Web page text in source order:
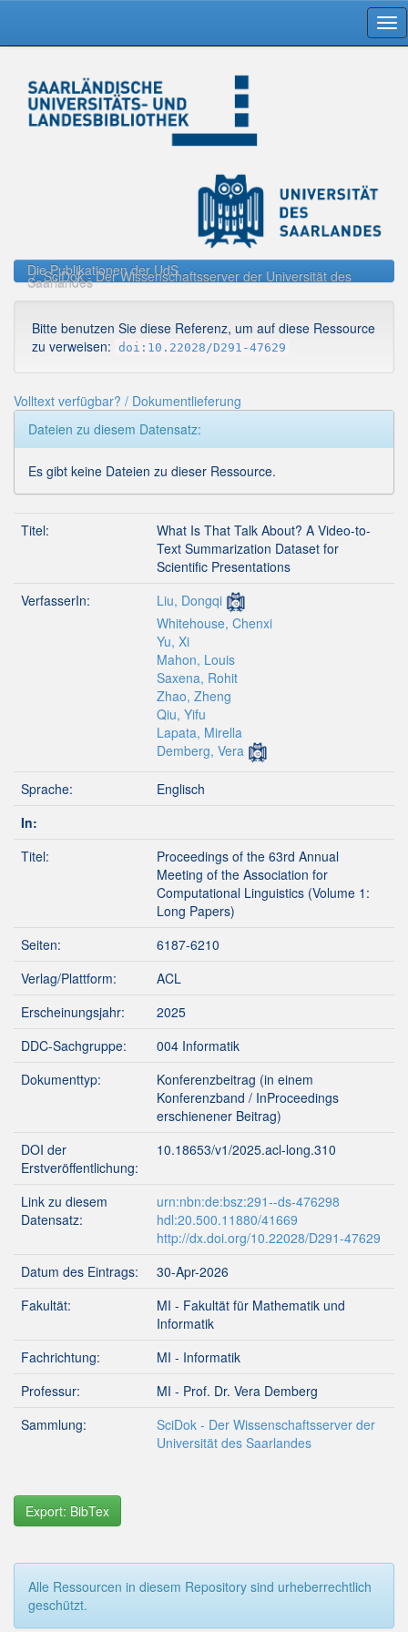
navigation
Die Publikationen der UdS
SciDok - Der Wissenschaftsserver der Universität des
Saarlandes
Bitte benutzen Sie diese Referenz, um auf diese Ressource
zu verweisen: doi:10.22028/D291-47629
Volltext verfügbar? / Dokumentlieferung
Dateien zu diesem Datensatz:
Es gibt keine Dateien zu dieser Ressource.
Titel:
What Is That Talk About? A Video-to-
Text Summarization Dataset for
Scientific Presentations
VerfasserIn:
Liu, Dongqi
Whitehouse, Chenxi
Yu, Xi
Mahon, Louis
Saxena, Rohit
Zhao, Zheng
Qiu, Yifu
Lapata, Mirella
Demberg, Vera
Sprache:
Englisch
In:
Titel:
Proceedings of the 63rd Annual
Meeting of the Association for
Computational Linguistics (Volume 1:
Long Papers)
Seiten:
6187-6210
Verlag/Plattform:
ACL
Erscheinungsjahr:
2025
DDC-Sachgruppe:
004 Informatik
Dokumenttyp:
Konferenzbeitrag (in einem
Konferenzband / InProceedings
erschienener Beitrag)
DOI der
Erstveröffentlichung:
10.18653/v1/2025.acl-long.310
Link zu diesem
Datensatz:
urn:nbn:de:bsz:291--ds-476298
hdl:20.500.11880/41669
http://dx.doi.org/10.22028/D291-47629
Datum des Eintrags:
30-Apr-2026
Fakultät:
MI - Fakultät für Mathematik und
Informatik
Fachrichtung:
MI - Informatik
Professur:
MI - Prof. Dr. Vera Demberg
Sammlung:
SciDok - Der Wissenschaftsserver der
Universität des Saarlandes
Export: BibTex
Alle Ressourcen in diesem Repository sind urheberrechtlich
geschützt.